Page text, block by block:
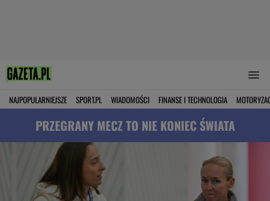
NAJPOPULARNIEJSZE SPORT.PL WIADOMOŚCI FINANSE I TECHNOLOGIA
PRZEGRANY MECZ TO NIE KONIEC ŚWIATA